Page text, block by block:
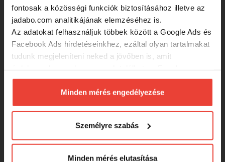
fontosak a közösségi funkciók biztosításához illetve az
jadabo.com analitikájának elemzéséhez is.
Az adatokat felhasználjuk többek között a Google Ads és
Facebook Ads hirdetéseinkhez, ezáltal olyan tartalmakat
tudunk megjeleníteni neked a jövőben is, amit
biztosításához arra kérünk, hogy engedd meg
számunkra minden mérés használatát.
Természetesensoha semmilyen formában nem fogunk
megváltoztathatod a döntésed ezzel kapcsolatban.
Előre is köszönjük!
Minden mérés engedélyezése
Személyre szabás
Minden mérés elutasítása
54 990 Ft
Favorite X1 Twitch 702MH 213cm 10-
30g Ex.Fast
IRON CLAW Drop Shot PRO S
pergető bot / 195cm / 6-28g / 2tag